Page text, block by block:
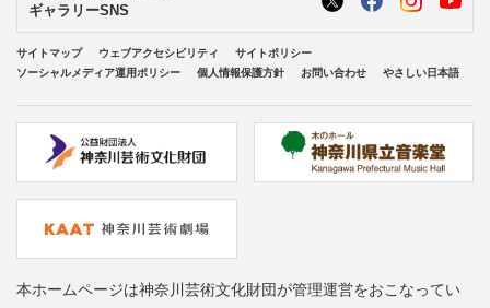
ギャラリーSNS
サイトマップ ウェブアクセシビリティ
サイトポリシー
ソーシャルメディア運用ポリシー
個人情報保護方針 お問い合わせ やさしい日本語
本ホームページは神奈川芸術文化財団が管理運営をおこなってい